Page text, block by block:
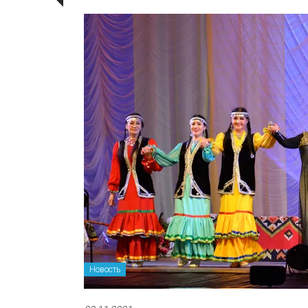
Новость